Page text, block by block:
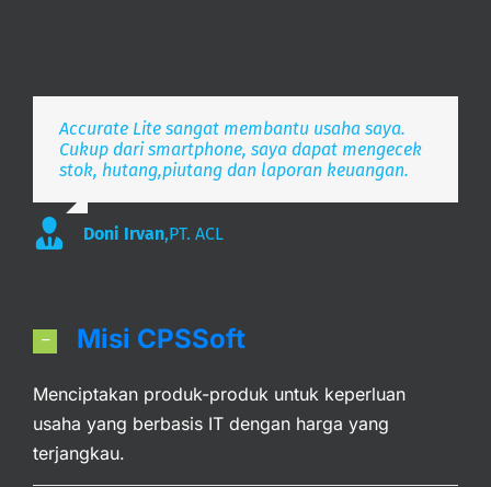
Accurate Lite sangat membantu usaha saya.
Cukup dari smartphone, saya dapat mengecek
stok, hutang,piutang dan laporan keuangan.
Doni Irvan,PT. ACL
Aplikasi pembukuan Zaman Now, i’m Happy.
Simpel, Mobile Friendly, Realtime.
Misi CPSSoft
Menciptakan produk-produk untuk keperluan
usaha yang berbasis IT dengan harga yang
terjangkau.